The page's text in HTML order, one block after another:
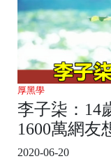
厚黑學
李子柒：14
1600萬網友
2020-06-20